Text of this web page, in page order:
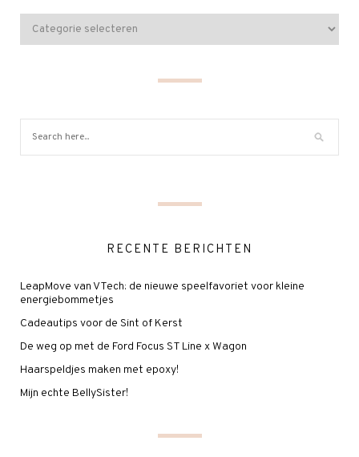
RECENTE BERICHTEN
LeapMove van VTech: de nieuwe speelfavoriet voor kleine
energiebommetjes
Cadeautips voor de Sint of Kerst
De weg op met de Ford Focus ST Line x Wagon
Haarspeldjes maken met epoxy!
Mijn echte BellySister!